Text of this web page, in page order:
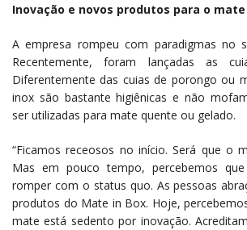
Inovação e novos produtos para o mate
A empresa rompeu com paradigmas no
Recentemente, foram lançadas as
Diferentemente das cuias de porongo ou
inox são bastante higiênicas e não
ser utilizadas para mate quente ou gelado.
“Ficamos receosos no início. Será que o
Mas em pouco tempo, percebemos
romper com o status quo. As pessoas
produtos do Mate in Box. Hoje,
mate está sedento por inovação.